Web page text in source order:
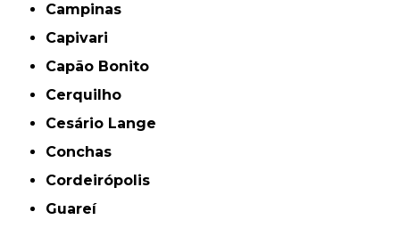
Campinas
Capivari
Capão Bonito
Cerquilho
Cesário Lange
Conchas
Cordeirópolis
Guareí